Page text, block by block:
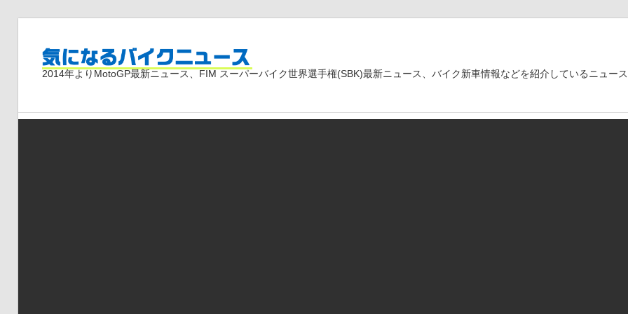
気
に
2014年よりMotoGP最新ニュース、FIM スーパーバイク世界選手権(SBK)最新ニュース、バイク新車情報などを紹介しているニュース